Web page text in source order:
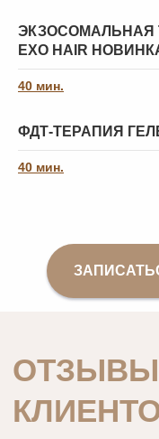
ЭКЗОСОМАЛЬНАЯ
EXO HAIR
40 мин.
ФДТ-ТЕРАПИЯ
40 мин.
БОЛЬШЕ